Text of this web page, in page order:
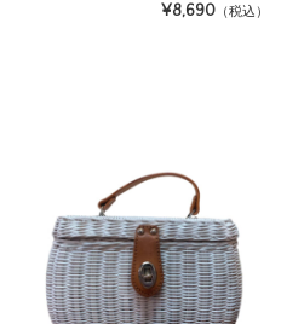
¥8,690 （税込）